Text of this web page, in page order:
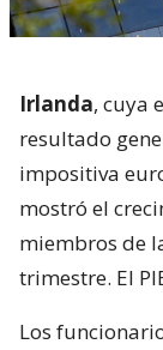
Irlanda, cuya
resultado
impositiva
mostró el
miembros de
trimestre. El
Los